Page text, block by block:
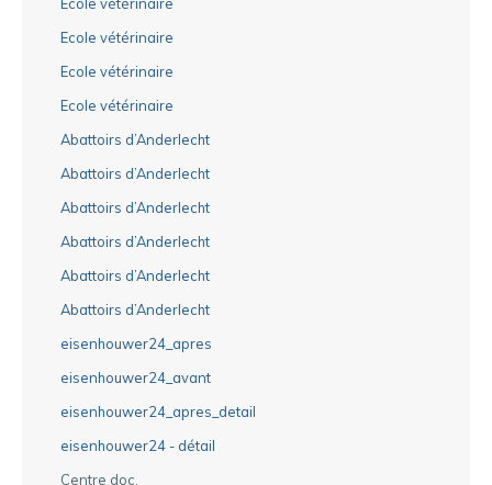
Ecole vétérinaire
Ecole vétérinaire
Ecole vétérinaire
Abattoirs d’Anderlecht
Abattoirs d’Anderlecht
Abattoirs d’Anderlecht
Abattoirs d’Anderlecht
Abattoirs d’Anderlecht
Abattoirs d’Anderlecht
eisenhouwer24_apres
eisenhouwer24_avant
eisenhouwer24_apres_detail
eisenhouwer24 - détail
Centre doc.